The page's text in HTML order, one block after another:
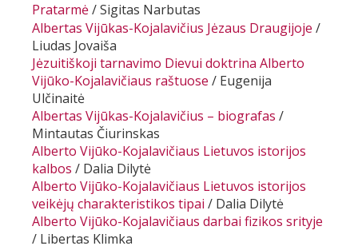
Pratarmė/ Sigitas Narbutas
Albertas Vijūkas-Kojalavičius Jėzaus Draugijoje /
Liudas Jovaiša
Jėzuitiškoji tarnavimo Dievui doktrina Alberto
Vijūko-Kojalavičiaus raštuose / Eugenija
Ulčinaitė
Albertas Vijūkas-Kojalavičius – biografas /
Mintautas Čiurinskas
Alberto Vijūko-Kojalavičiaus Lietuvos istorijos
kalbos / Dalia Dilytė
Alberto Vijūko-Kojalavičiaus Lietuvos istorijos
veikėjų charakteristikos tipai / Dalia Dilytė
Alberto Vijūko-Kojalavičiaus darbai fizikos srityje
/ Libertas Klimka